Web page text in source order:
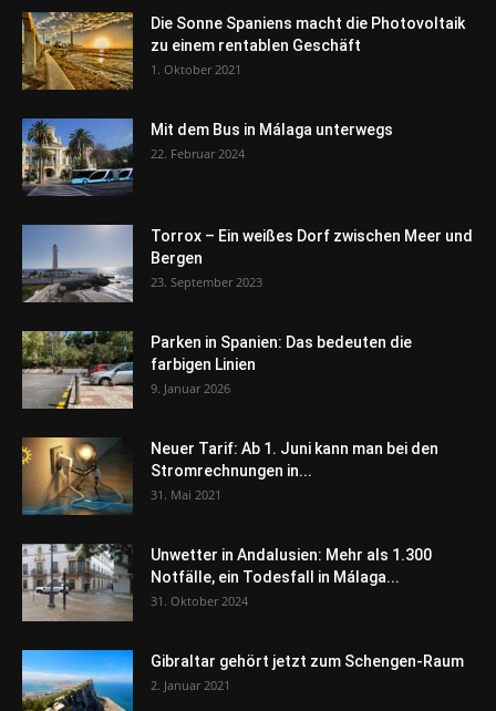
Die Sonne Spaniens macht die Photovoltaik
zu einem rentablen Geschäft
1. Oktober 2021
Mit dem Bus in Málaga unterwegs
22. Februar 2024
Torrox – Ein weißes Dorf zwischen Meer und
Bergen
23. September 2023
Parken in Spanien: Das bedeuten die
farbigen Linien
9. Januar 2026
Neuer Tarif: Ab 1. Juni kann man bei den
Stromrechnungen in...
31. Mai 2021
Unwetter in Andalusien: Mehr als 1.300
Notfälle, ein Todesfall in Málaga...
31. Oktober 2024
Gibraltar gehört jetzt zum Schengen-Raum
2. Januar 2021